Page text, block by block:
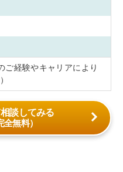
ご経験やキャリアにより
談してみる
全無料）